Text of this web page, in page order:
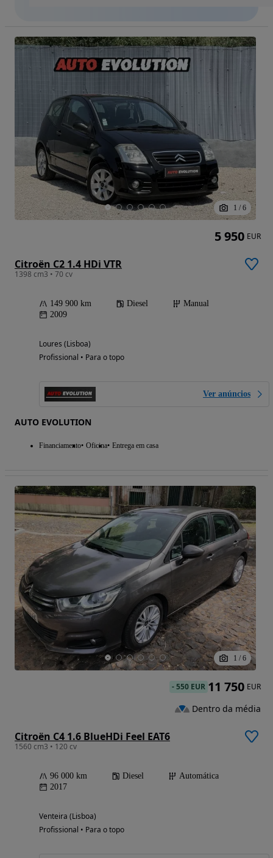
1 / 6
Citroën C2 1.4 HDi VTR
1398 cm3 • 70 cv
149 900 km Diesel
Manual
2009
Loures (Lisboa)
Profissional • Para o topo
Ver anúncios
AUTO EVOLUTION
Financiamento Oficina Entrega em casa
5 950 EUR
1 / 6
Citroën C4 1.6 BlueHDi Feel EAT6
1560 cm3 • 120 cv
96 000 km Diesel
Automática
2017
Venteira (Lisboa)
Profissional • Para o topo
-550 EUR 11 750 EUR
Dentro da média